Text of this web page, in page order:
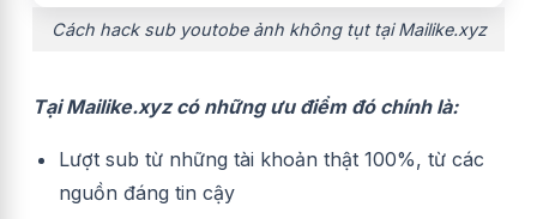
Cách hack sub youtobe ảnh không tụt tại Mailike.xyz
Tại Mailike.xyz có những ưu điểm đó chính là:
Lượt sub từ những tài khoản thật 100%, từ các
nguồn đáng tin cậy